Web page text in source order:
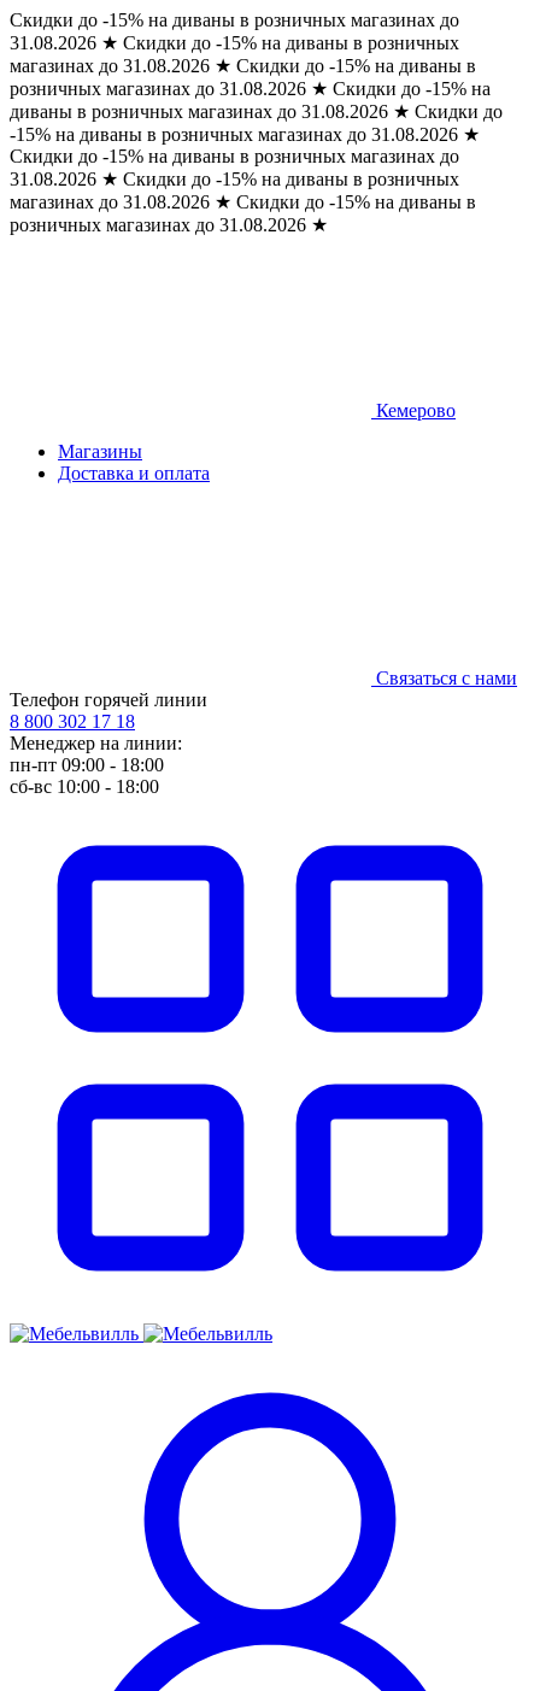
Скидки до -15% на диваны в розничных магазинах до
31.08.2026 ★ Скидки до -15% на диваны в розничных
магазинах до 31.08.2026 ★ Скидки до -15% на диваны в
розничных магазинах до 31.08.2026 ★ Скидки до -15% на
диваны в розничных магазинах до 31.08.2026 ★ Скидки до
-15% на диваны в розничных магазинах до 31.08.2026 ★
Скидки до -15% на диваны в розничных магазинах до
31.08.2026 ★ Скидки до -15% на диваны в розничных
магазинах до 31.08.2026 ★ Скидки до -15% на диваны в
розничных магазинах до 31.08.2026 ★
Кемерово
Магазины
Доставка и оплата
Связаться с нами
Телефон горячей линии
8 800 302 17 18
Менеджер на линии:
пн-пт 09:00 - 18:00
сб-вс 10:00 - 18:00